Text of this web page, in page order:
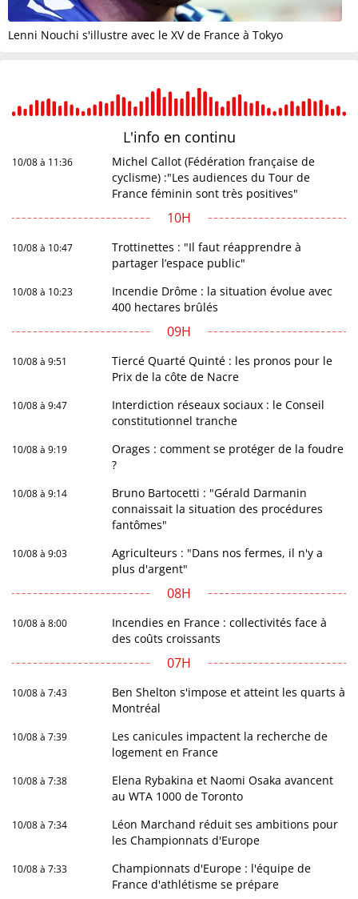
Lenni Nouchi s'illustre avec le XV de France à Tokyo
L'info en continu
10/08 à 11:36
Michel Callot (Fédération française de
cyclisme) :"Les audiences du Tour de
France féminin sont très positives"
10H
10/08 à 10:47
Trottinettes : "Il faut réapprendre à
partager l’espace public"
10/08 à 10:23
Incendie Drôme : la situation évolue avec
400 hectares brûlés
09H
10/08 à 9:51
Tiercé Quarté Quinté : les pronos pour le
Prix de la côte de Nacre
10/08 à 9:47
Interdiction réseaux sociaux : le Conseil
constitutionnel tranche
10/08 à 9:19
Orages : comment se protéger de la foudre
?
10/08 à 9:14
Bruno Bartocetti : "Gérald Darmanin
connaissait la situation des procédures
fantômes"
10/08 à 9:03
Agriculteurs : "Dans nos fermes, il n'y a
plus d'argent"
08H
10/08 à 8:00
Incendies en France : collectivités face à
des coûts croissants
07H
10/08 à 7:43
Ben Shelton s'impose et atteint les quarts à
Montréal
10/08 à 7:39
Les canicules impactent la recherche de
logement en France
10/08 à 7:38
Elena Rybakina et Naomi Osaka avancent
au WTA 1000 de Toronto
10/08 à 7:34
Léon Marchand réduit ses ambitions pour
les Championnats d'Europe
10/08 à 7:33
Championnats d'Europe : l'équipe de
France d'athlétisme se prépare